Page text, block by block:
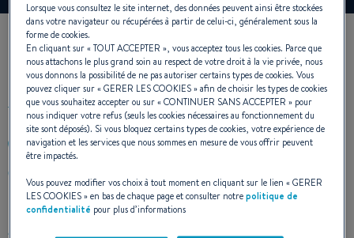
NOS COORDONNÉES
+393351029185
Isola Morin 2 Darsena le Saline
30015 CHIOGGIA (VE)
Italie
Calculer l'itinéraire
Lorsque vous consultez le site internet, des données peuvent ainsi être stockées
dans votre navigateur ou récupérées à partir de celui-ci, généralement sous la
forme de cookies.
En cliquant sur «TOUT ACCEPTER », vous acceptez tous les cookies. Parce que
nous attachons le plus grand soin au respect de votre droit à la vie privée, nous
vous donnons la possibilité de ne pas autoriser certains types de cookies. Vous
pouvez cliquer sur «GERER LES COOKIES» afin de choisir les types de cookies
que vous souhaitez accepter ou sur «CONTINUER SANS ACCEPTER » pour
nous indiquer votre refus (seuls les cookies nécessaires au fonctionnement du
site sont déposés). Si vous bloquez certains types de cookies, votre expérience de
navigation et les services que nous sommes en mesure de vous offrir peuvent
être impactés.
Vous pouvez modifier vos choix à tout moment en cliquant sur le lien «GERER
LES COOKIES» en bas de chaque page et consulter notrepolitique de
confidentialité pour plus d’informations